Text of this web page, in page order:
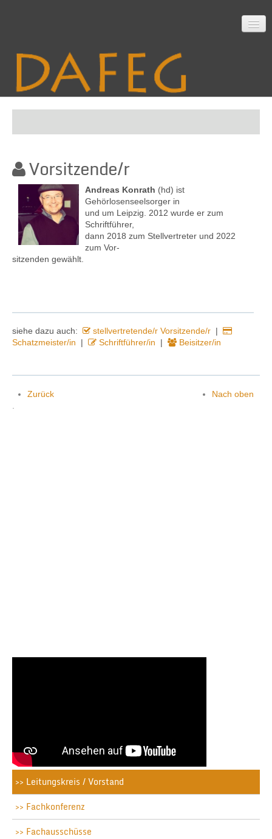
Mitarbeit
Material
Themen
Kontakt
Vorsitzende/r
Andreas Konrath (hd) ist
Gehörlosenseelsorger in
und um Leipzig. 2012 wurde er zum
Schriftführer,
dann 2018 zum Stellvertreter und 2022
zum Vor-
sitzenden gewählt
siehe dazu auch: stellvertretende/r Vorsitzende/r |
Schatzmeister/in | Schriftführer/in | Beisitzer/in
Zurück
Nach oben
Leitungskreis / Vorstand
Fachkonferenz
Fachausschüsse